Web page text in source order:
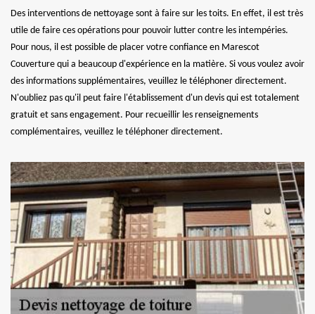
Des interventions de nettoyage sont à faire sur les toits. En effet, il est très
utile de faire ces opérations pour pouvoir lutter contre les intempéries.
Pour nous, il est possible de placer votre confiance en Marescot
Couverture qui a beaucoup d'expérience en la matière. Si vous voulez avoir
des informations supplémentaires, veuillez le téléphoner directement.
N'oubliez pas qu'il peut faire l'établissement d'un devis qui est totalement
gratuit et sans engagement. Pour recueillir les renseignements
complémentaires, veuillez le téléphoner directement.